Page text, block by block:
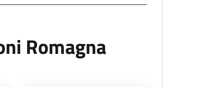
Romagna